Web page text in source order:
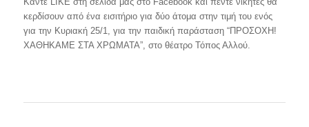
κερδίσουν από ένα εισιτήριο για δύο άτομα στην τιμή του ενός
για την Κυριακή 25/1, για την παιδική παράσταση “ΠΡΟΣΟΧΗ!
ΧΑΘΗΚΑΜΕ ΣΤΑ ΧΡΩΜΑΤΑ”, στο θέατρο Τόπος Αλλού.